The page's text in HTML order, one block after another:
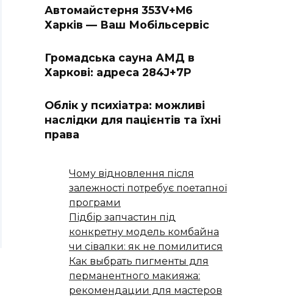
Автомайстерня 353V+M6
Харків — Ваш Мобільсервіс
Громадська сауна АМД в
Харкові: адреса 284J+7P
Облік у психіатра: можливі
наслідки для пацієнтів та їхні
права
Чому відновлення після
залежності потребує поетапної
програми
Підбір запчастин під
конкретну модель комбайна
чи сівалки: як не помилитися
Как выбрать пигменты для
перманентного макияжа:
рекомендации для мастеров